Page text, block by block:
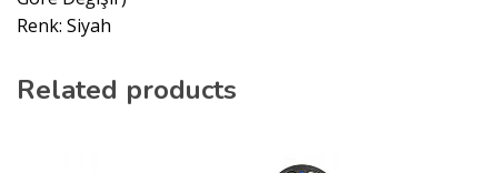
Renk: Siyah
Related products